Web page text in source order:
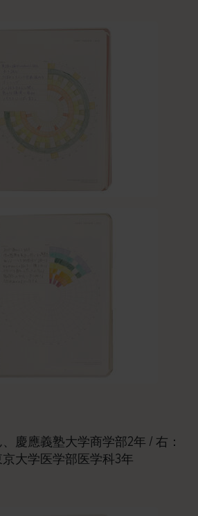
慶應義塾大学商学部2年 / 右：
大学医学部医学科3年